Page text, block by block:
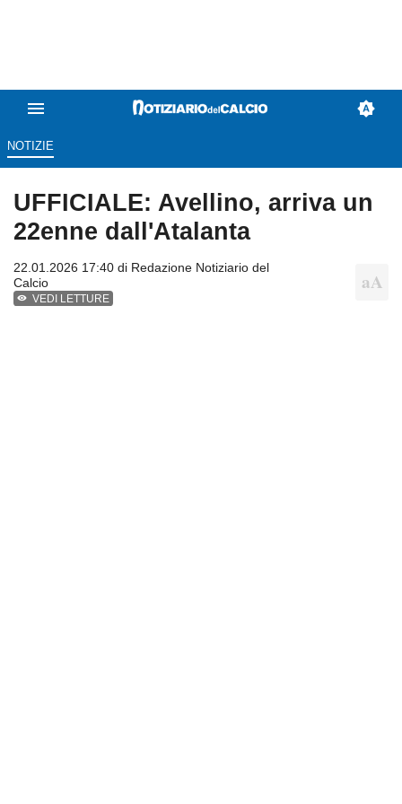
NOTIZIE
UFFICIALE: Avellino, arriva un
22enne dall'Atalanta
22.01.2026 17:40 di Redazione Notiziario del
Calcio
VEDI LETTURE